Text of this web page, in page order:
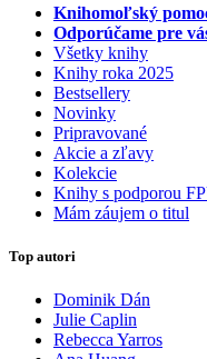
Knihomoľský
Odporúčame pre
Všetky knihy
Knihy roka 2025
Bestsellery
Novinky
Pripravované
Akcie a zľavy
Kolekcie
Knihy s podporou
Mám záujem o titul
Top autori
Dominik Dán
Julie Caplin
Rebecca Yarros